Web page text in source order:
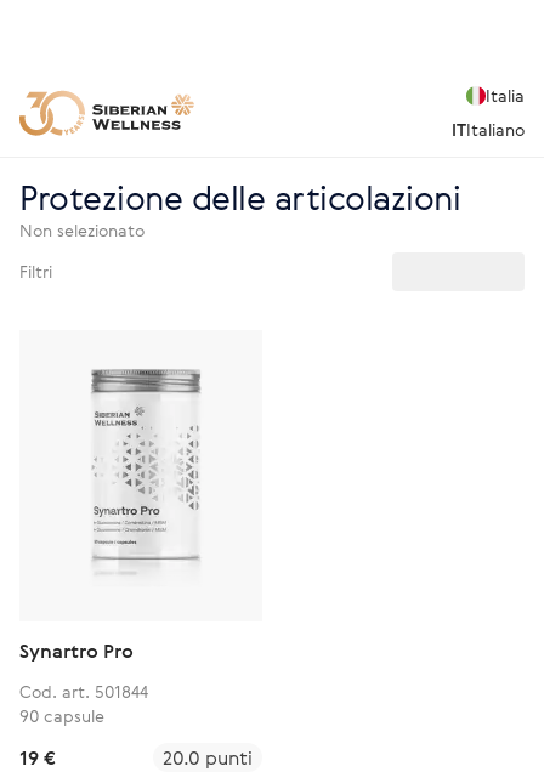
Italia
ITItaliano
Protezione delle articolazioni
Non selezionato
Filtri
Synartro Pro
Cod. art. 501844
90 capsule
19 € 20.0 punti